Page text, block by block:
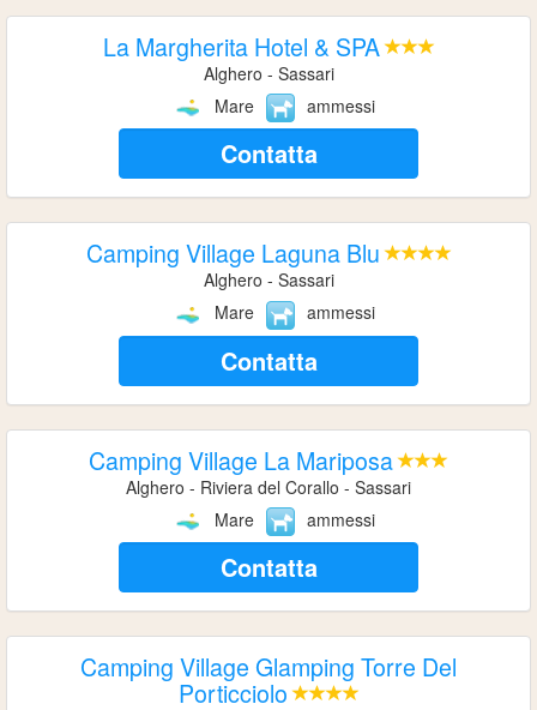
La Margherita Hotel & SPA
Alghero - Sassari
Mare
ammessi
Contatta
Camping Village Laguna Blu
Alghero - Sassari
Mare
ammessi
Contatta
Camping Village La Mariposa
Alghero - Riviera del Corallo - Sassari
Mare
ammessi
Contatta
Camping Village Glamping Torre Del
Porticciolo